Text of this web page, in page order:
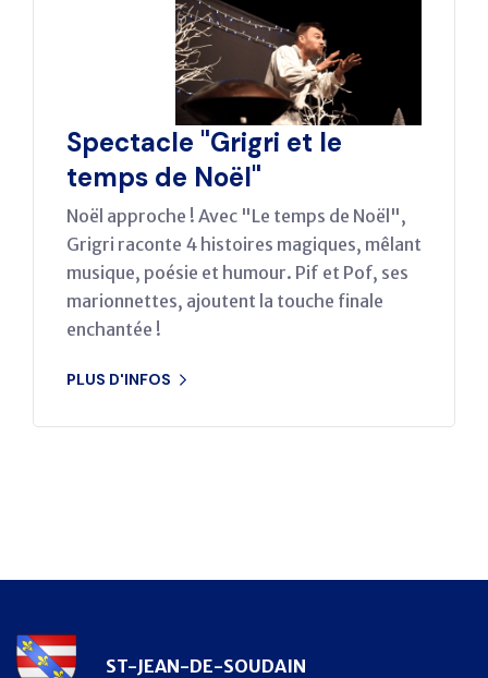
Spectacle "Grigri et le
temps de Noël"
Noël approche ! Avec "Le temps de Noël",
Grigri raconte 4 histoires magiques, mêlant
musique, poésie et humour. Pif et Pof, ses
marionnettes, ajoutent la touche finale
enchantée !
PLUS D'INFOS
ST-JEAN-DE-SOUDAIN